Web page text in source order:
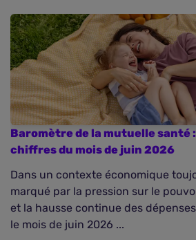
Baromètre de la mutuelle santé
chiffres du mois de juin 2026
Dans un contexte économique
marqué par la pression sur le
et la hausse continue des
le mois de juin 2026 ...